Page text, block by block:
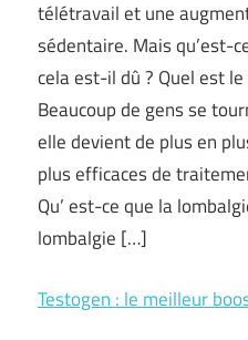
télétravail et une
sédentaire. Mais qu’est-
cela est-il dû ? Quel est
Beaucoup de gens se
elle devient de plus en
plus efficaces de
Qu’ est-ce que la
lombalgie […]
Testogen : le meilleur